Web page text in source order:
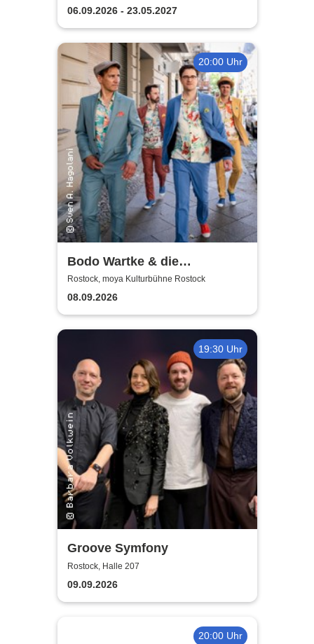
06.09.2026 - 23.05.2027
20:00 Uhr
Bodo Wartke & die
SchönenGutenA-Band - In
guter Begleitung
Rostock, moya Kulturbühne Rostock
08.09.2026
19:30 Uhr
Groove Symfony
Rostock, Halle 207
09.09.2026
20:00 Uhr